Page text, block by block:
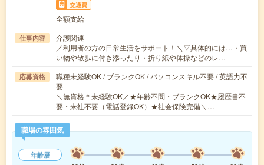
交通費
全額支給
仕事内容
介護関連
／利用者の方の日常生活をサポート！＼▽具体的には…・買
い物や散歩に付き添ったり・折り紙や体操などのレ…
応募資格
職種未経験OK / ブランクOK / パソコンスキル不要 / 英語力不
要
＼無資格＊未経験OK／★年齢不問・ブランクOK★履歴書不
要・来社不要（電話登録OK）★社会保険完備＼…
職場の雰囲気
年齢層